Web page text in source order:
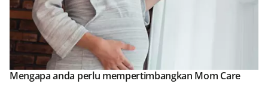
Mengapa anda perlu mempertimbangkan Mom Care